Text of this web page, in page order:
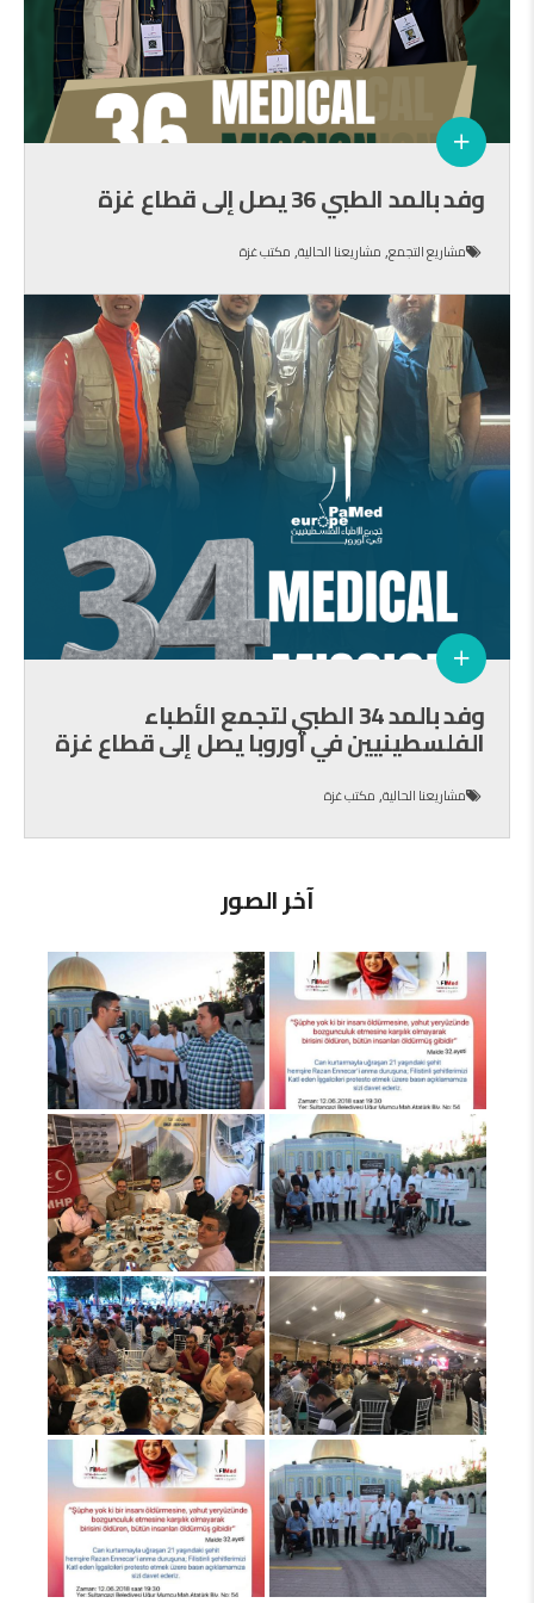
وفد بالمد الطبي 36 يصل إلى قطاع غزة
مشاريع التجمع, مشاريعنا الحالية, مكتب غزة
وفد بالمد 34 الطبي لتجمع الأطباء
الفلسطينيين في أوروبا يصل إلى قطاع غزة
مشاريعنا الحالية, مكتب غزة
آخر الصور